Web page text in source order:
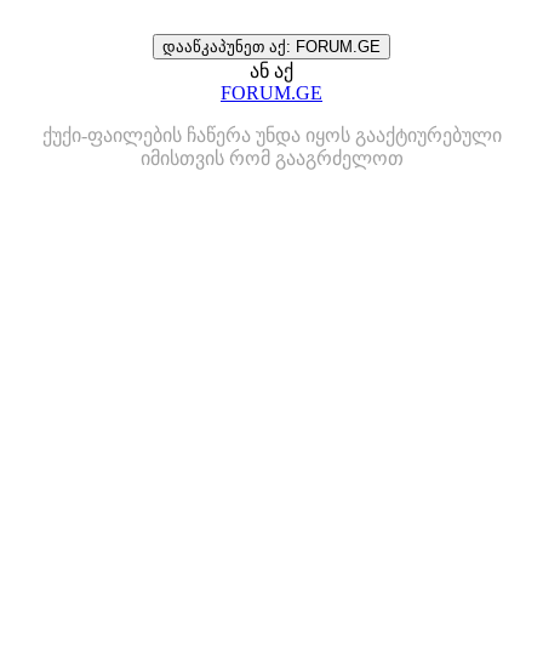
დააწკაპუნეთ აქ: FORUM.GE
ან აქ
FORUM.GE
ქუქი-ფაილების ჩაწერა უნდა იყოს გააქტიურებული
იმისთვის რომ გააგრძელოთ